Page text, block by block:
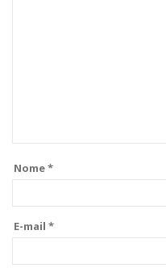
Nome*
E-mail *